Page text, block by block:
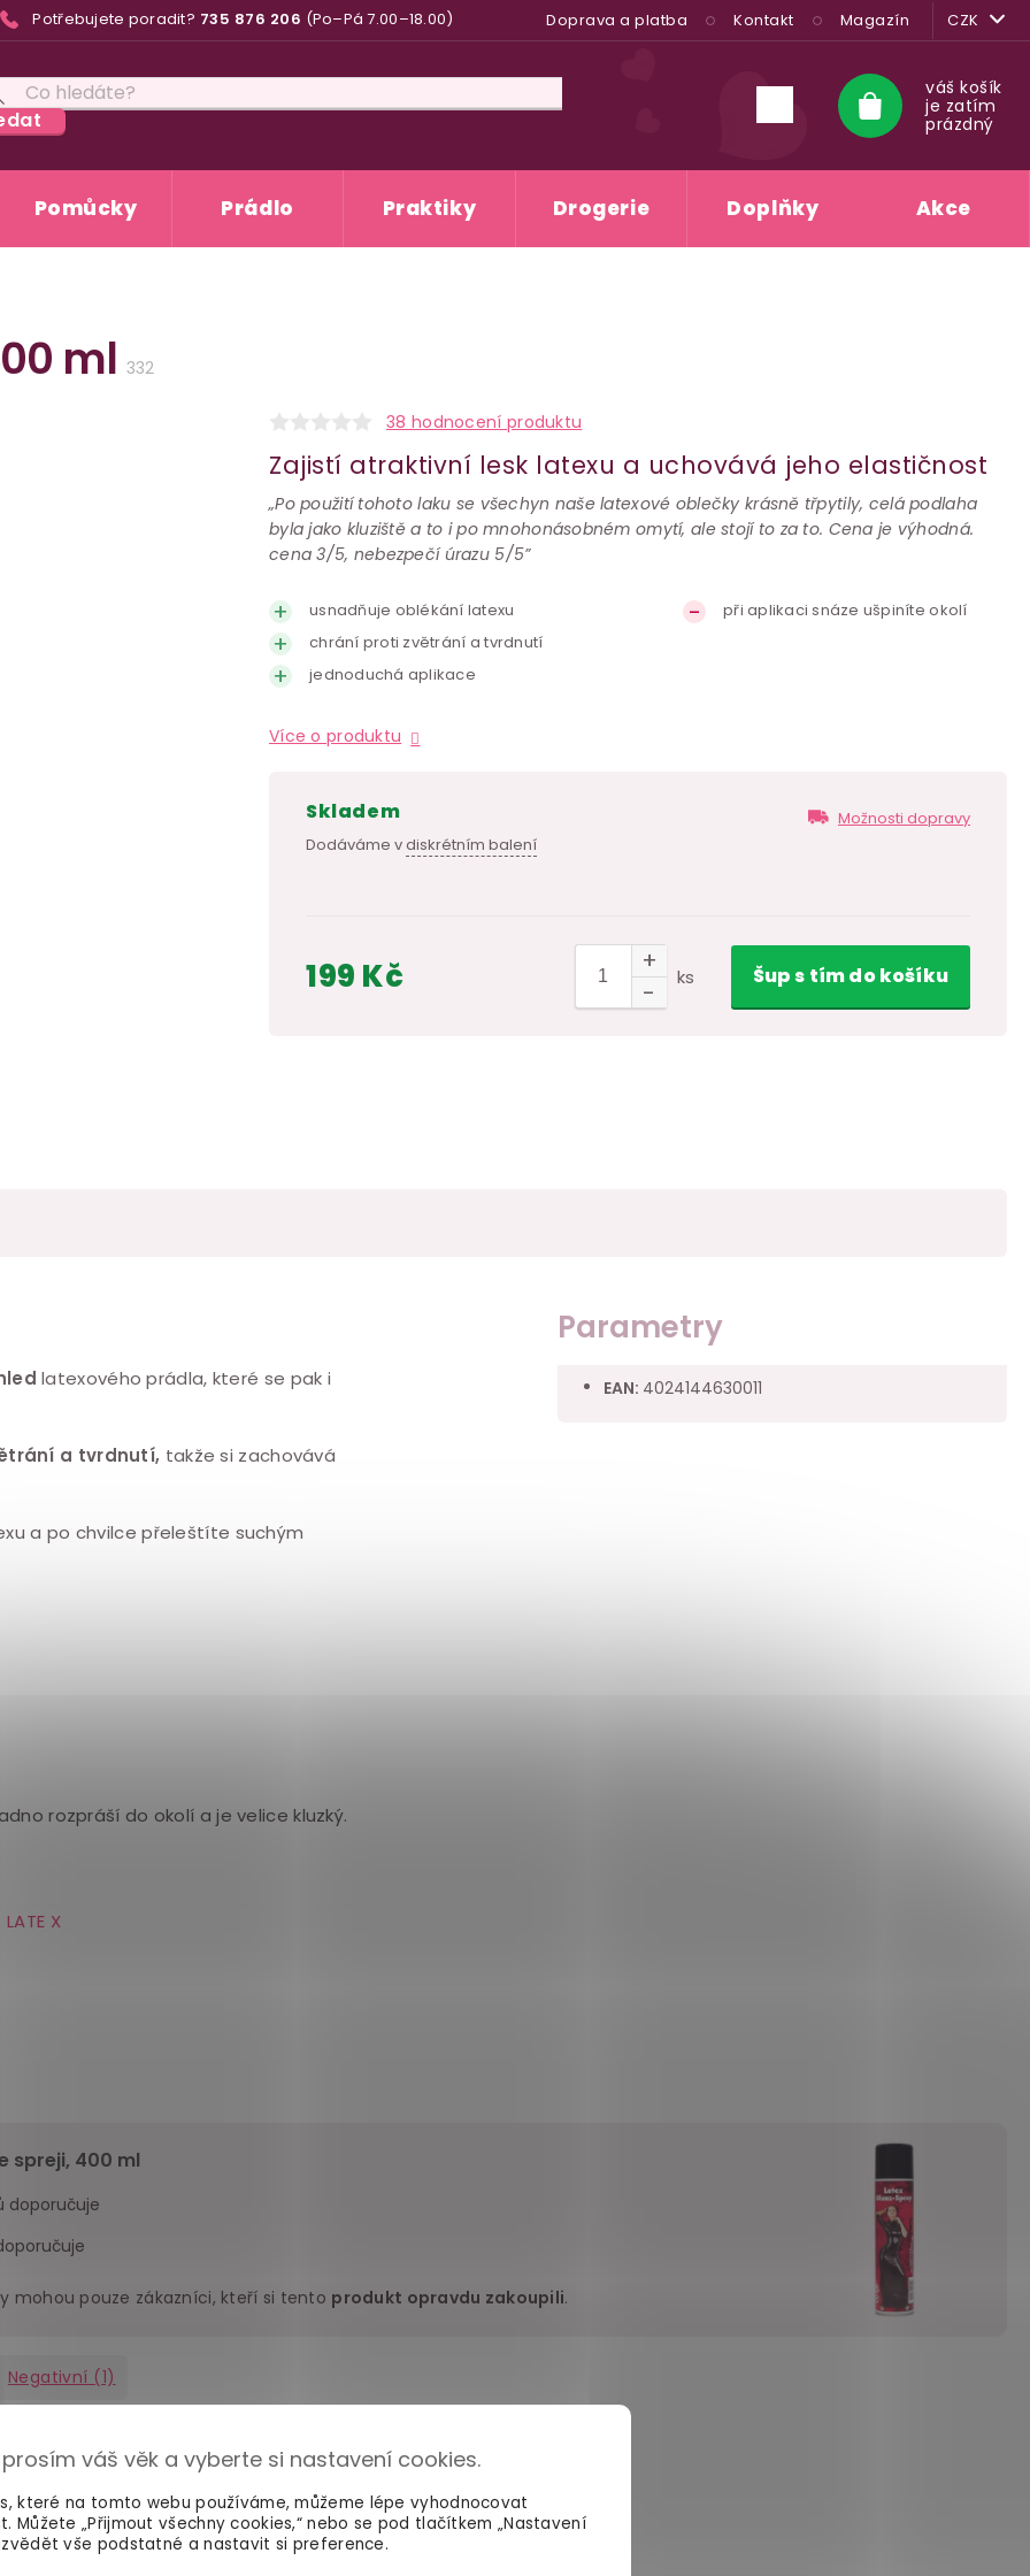
váš věk a vyberte si nastavení cookies.
které na tomto webu používáme, můžeme lépe vyhodnocovat
Můžete „Přijmout všechny cookies,“ nebo se pod tlačítkem „Nastavení
vše podstatné a nastavit si preference.
Potřebujete poradit? 735 876 206 (Po–Pá 7.00–18.00) Doprava a platba Kontakt Magazín CZK
Nákupní
košík
váš košík
je zatím
prázdný
Pomůcky Prádlo Praktiky Drogerie Doplňky Akce
ml 332
38 hodnocení produktu
Zajistí atraktivní lesk latexu a uchovává jeho elastičnost
„Po použití tohoto laku se všechyn naše latexové oblečky krásně třpytily, celá podlaha
byla jako kluziště a to i po mnohonásobném omytí, ale stojí to za to. Cena je výhodná.
cena 3/5, nebezpečí úrazu 5/5”
usnadňuje oblékání latexu
chrání proti zvětrání a tvrdnutí
jednoduchá aplikace
při aplikaci snáze ušpiníte okolí
Více o produktu
skladem
Dodáváme vdiskrétním balení
Možnosti dopravy
199 Kč ks Šups tímdo košíku
latexového prádla, které se pak i
a tvrdnutí, takže si zachovává
a po chvilce přeleštíte suchým
rozpráší do okolí a je velice kluzký.
LATE X
Parametry
EAN: 4024144630011
spreji, 400 ml
doporučuje
mohou pouze zákazníci, kteří si tento produkt opravdu zakoupili.
Negativní (1)
lesk se objeví okamžitě,. Produkt je v zásadě dobrý a množství je
jsem s tím už nastříkal celý catsuit a latexové kalhoty.
olej se rozstřikuje všude okolo a při aplikaci tak pokryje i jiné
Je to velmi nebezpečné, protože můžete snadno uklouznout. Lepší je,